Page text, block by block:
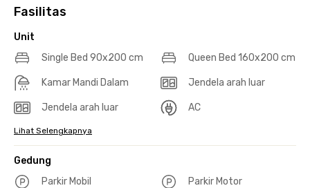
Fasilitas
Unit
Single Bed 90x200 cm
Queen Bed 160x200 cm
Kamar Mandi Dalam Jendela arah luar
Jendela arah luar AC
Lihat Selengkapnya
Gedung
Parkir Mobil
Parkir Motor